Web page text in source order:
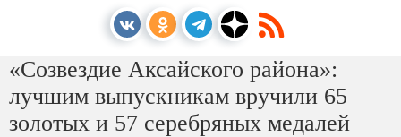
«Созвездие Аксайского района»:
лучшим выпускникам вручили 65
золотых и 57 серебряных медалей